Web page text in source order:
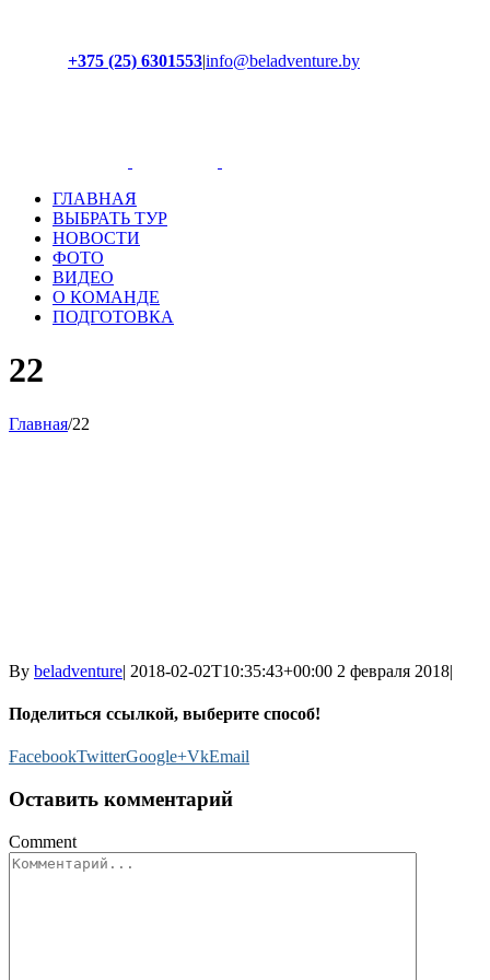
+375 (25) 6301553|info@beladventure.by
ГЛАВНАЯ
ВЫБРАТЬ ТУР
НОВОСТИ
ФОТО
ВИДЕО
О КОМАНДЕ
ПОДГОТОВКА
22
Главная/22
By beladventure| 2018-02-02T10:35:43+00:00 2 февраля 2018|
Поделиться ссылкой, выберите способ!
FacebookTwitterGoogle+VkEmail
Оставить комментарий
Comment